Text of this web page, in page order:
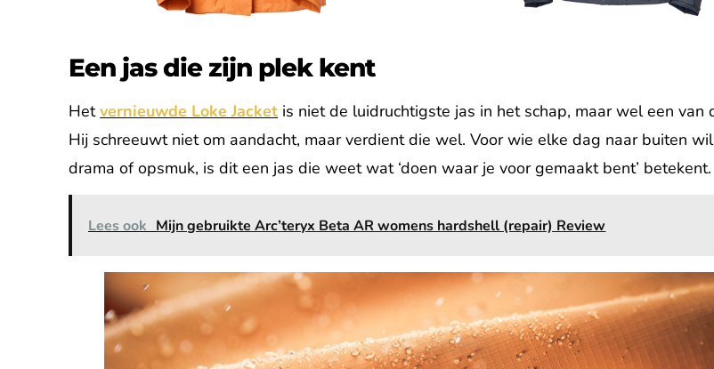
Een jas die zijn plek kent
Hetvernieuwde Loke Jacket is niet de luidruchtigste jas in het schap, maar wel een van
Hij schreeuwt niet om aandacht, maar verdient die wel. Voor wie elke dag naar buiten
drama of opsmuk, is dit een jas die weet wat ‘doen waar je voor gemaakt bent’ betekent.
Lees ook Mijn gebruikte Arc’teryx Beta AR womens hardshell (repair) Review